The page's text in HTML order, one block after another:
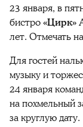
23 января, в
бистро«Цирк»
лет. Отмечать
Для гостей
музыку и
24 января
на похмельный
за круглую дату.